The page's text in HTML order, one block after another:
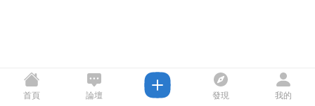
首頁 論壇 發現 我的